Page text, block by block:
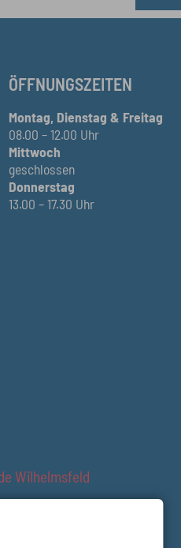
ÖFFNUNGSZEITEN
Montag, Dienstag & Freitag
08.00 – 12.00 Uhr
Mittwoch
geschlossen
Donnerstag
13.00 – 17.30 Uhr
TALBLICK